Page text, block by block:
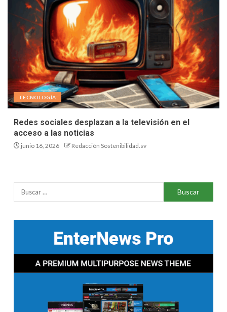
TECNOLOGÍA
Redes sociales desplazan a la televisión en el
acceso a las noticias
junio 16, 2026 Redacción Sostenibilidad.sv